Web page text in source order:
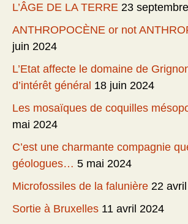
L’ÂGE DE LA TERRE 23
ANTHROPOCÈNE or not
juin 2024
L’Etat affecte le domaine de
d’intérêt général 18 juin 2024
Les mosaïques de coquilles
mai 2024
C’est une charmante compagnie
géologues… 5 mai 2024
Microfossiles de la falunière 22
Sortie à Bruxelles 11 avril 2024